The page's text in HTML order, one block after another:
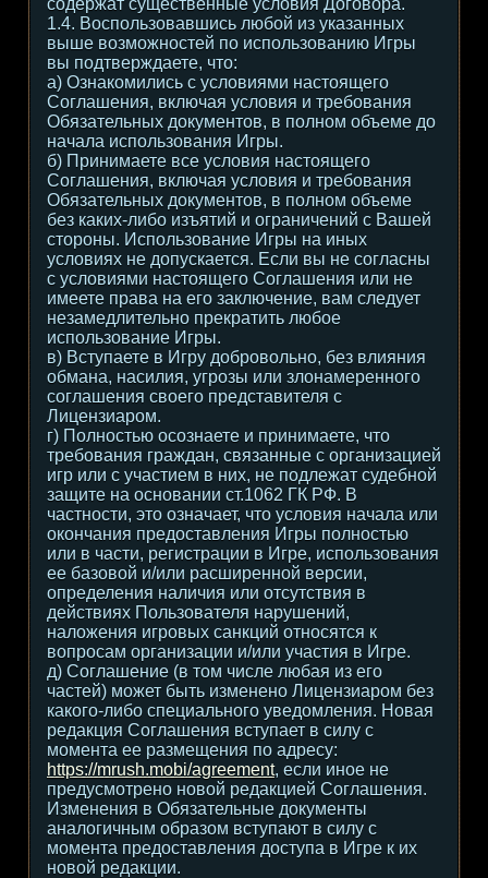
содержат существенные условия Договора.
1.4. Воспользовавшись любой из указанных
выше возможностей по использованию Игры
вы подтверждаете, что:
а) Ознакомились с условиями настоящего
Соглашения, включая условия и требования
Обязательных документов, в полном объеме до
начала использования Игры.
б) Принимаете все условия настоящего
Соглашения, включая условия и требования
Обязательных документов, в полном объеме
без каких-либо изъятий и ограничений с Вашей
стороны. Использование Игры на иных
условиях не допускается. Если вы не согласны
с условиями настоящего Соглашения или не
имеете права на его заключение, вам следует
незамедлительно прекратить любое
использование Игры.
в) Вступаете в Игру добровольно, без влияния
обмана, насилия, угрозы или злонамеренного
соглашения своего представителя с
Лицензиаром.
г) Полностью осознаете и принимаете, что
требования граждан, связанные с организацией
игр или с участием в них, не подлежат судебной
защите на основании ст.1062 ГК РФ. В
частности, это означает, что условия начала или
окончания предоставления Игры полностью
или в части, регистрации в Игре, использования
ее базовой и/или расширенной версии,
определения наличия или отсутствия в
действиях Пользователя нарушений,
наложения игровых санкций относятся к
вопросам организации и/или участия в Игре.
д) Соглашение (в том числе любая из его
частей) может быть изменено Лицензиаром без
какого-либо специального уведомления. Новая
редакция Соглашения вступает в силу с
момента ее размещения по адресу:
https://mrush.mobi/agreement, если иное не
предусмотрено новой редакцией Соглашения.
Изменения в Обязательные документы
аналогичным образом вступают в силу с
момента предоставления доступа в Игре к их
новой редакции.